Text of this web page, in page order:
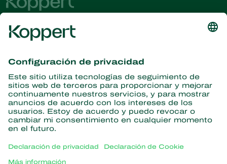
información
Suscríbase aquí
Partners with Nature
Acerca de Koppert